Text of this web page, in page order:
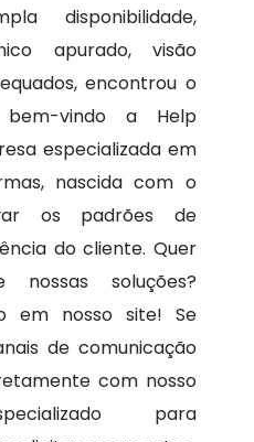
disponibilidade,
apurado, visão
encontrou o
vindo a Help
especializada em
nascida com o
os padrões de
do cliente. Quer
soluções?
em nosso site! Se
de comunicação
com nosso
para